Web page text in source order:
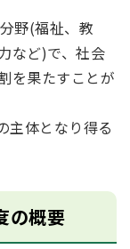
野(福祉、教
など)で、社会
を果たすことが
主体となり得る
の概要